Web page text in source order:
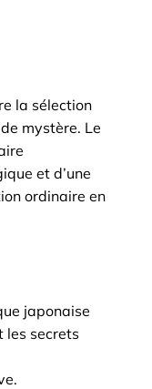
la sélection
mystère. Le
et d’une
ordinaire en
japonaise
les secrets